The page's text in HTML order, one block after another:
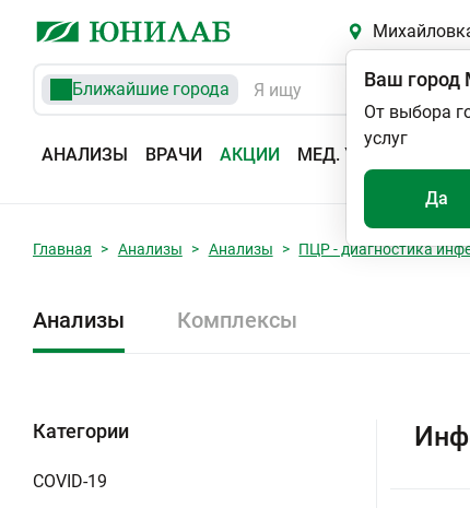
Ближайшие города
АНАЛИЗЫ ВРАЧИ АКЦИИ МЕД. УСЛУГИ
Ваш город
От выбора
услуг
Да
Главная Анализы Анализы ПЦР - диагностика
Анализы Комплексы
Категории
COVID-19